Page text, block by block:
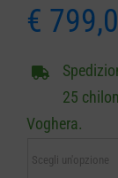
€
25
Voghera.